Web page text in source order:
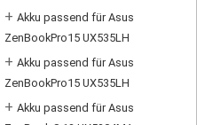
+ Akku passend für Asus
ZenBookPro15 UX535LH
+ Akku passend für Asus
ZenBookPro15 UX535LH
+ Akku passend für Asus